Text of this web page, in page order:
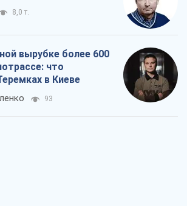
8,0 т.
вырубке более 600
что
в Киеве
93